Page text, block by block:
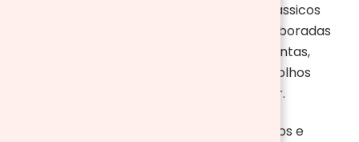
também sanduíches variados, como os clássicos
com queijo e presunto, ou opções mais elaboradas
com frango desfiado e salada. Saladas prontas,
como saladas de massa ou verdes com molhos
individuais, são ótimas para complementar.
Analogamente, não se esqueça dos petiscos e